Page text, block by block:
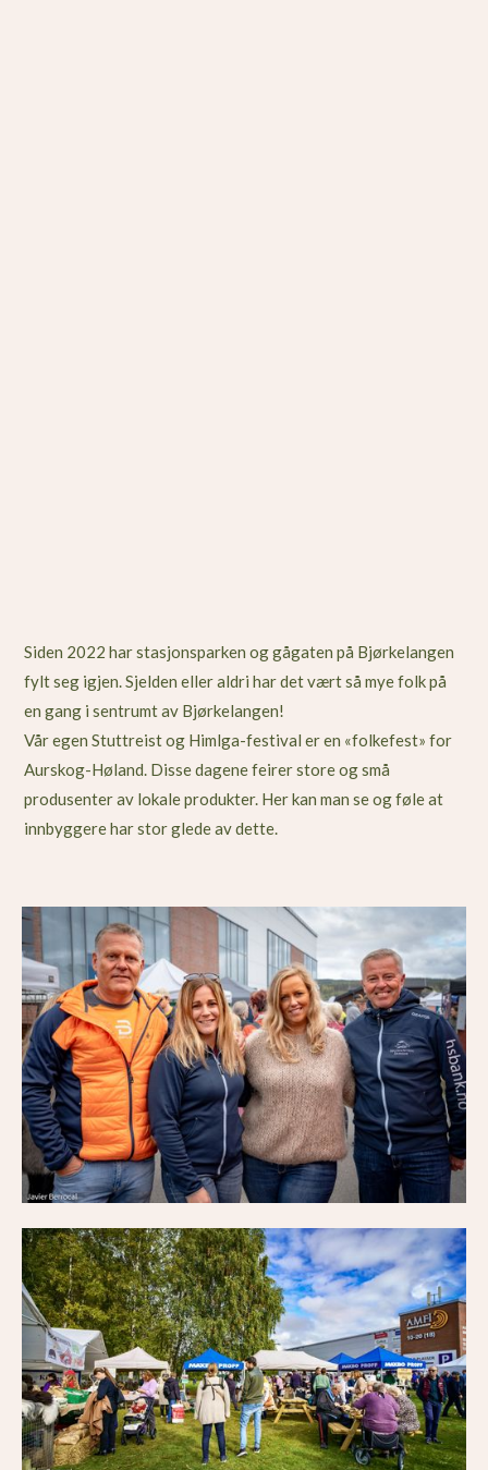
Siden 2022 har stasjonsparken og gågaten på Bjørkelangen
fylt seg igjen. Sjelden eller aldri har det vært så mye folk på
en gang i sentrumt av Bjørkelangen!
Vår egen Stuttreist og Himlga-festival er en «folkefest» for
Aurskog-Høland. Disse dagene feirer store og små
produsenter av lokale produkter. Her kan man se og føle at
innbyggere har stor glede av dette.